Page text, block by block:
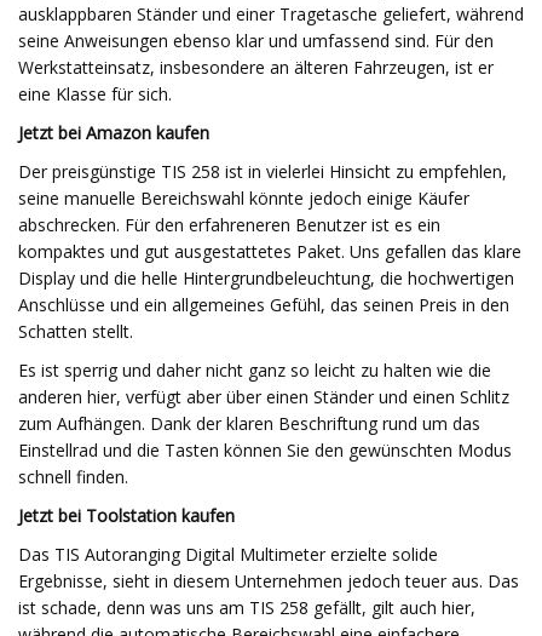
ausklappbaren Ständer und einer Tragetasche geliefert, während
seine Anweisungen ebenso klar und umfassend sind. Für den
Werkstatteinsatz, insbesondere an älteren Fahrzeugen, ist er
eine Klasse für sich.
Jetzt bei Amazon kaufen
Der preisgünstige TIS 258 ist in vielerlei Hinsicht zu empfehlen,
seine manuelle Bereichswahl könnte jedoch einige Käufer
abschrecken. Für den erfahreneren Benutzer ist es ein
kompaktes und gut ausgestattetes Paket. Uns gefallen das klare
Display und die helle Hintergrundbeleuchtung, die hochwertigen
Anschlüsse und ein allgemeines Gefühl, das seinen Preis in den
Schatten stellt.
Es ist sperrig und daher nicht ganz so leicht zu halten wie die
anderen hier, verfügt aber über einen Ständer und einen Schlitz
zum Aufhängen. Dank der klaren Beschriftung rund um das
Einstellrad und die Tasten können Sie den gewünschten Modus
schnell finden.
Jetzt bei Toolstation kaufen
Das TIS Autoranging Digital Multimeter erzielte solide
Ergebnisse, sieht in diesem Unternehmen jedoch teuer aus. Das
ist schade, denn was uns am TIS 258 gefällt, gilt auch hier,